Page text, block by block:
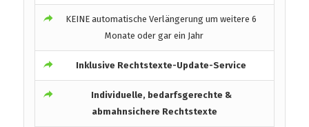
KEINE automatische Verlängerung um weitere 6
Monate oder gar ein Jahr
Inklusive Rechtstexte-Update-Service
Individuelle, bedarfsgerechte &
abmahnsichere Rechtstexte